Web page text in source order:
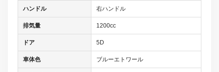
ハンドル 右ハンドル
排気量 1200cc
ドア 5D
車体色 ブルーエトワール